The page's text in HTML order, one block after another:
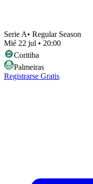
Serie A• Regular Season
Mié 22 jul • 20:00
Coritiba
Palmeiras
Registrarse Gratis